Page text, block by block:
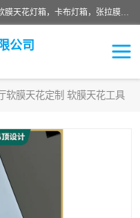
佛山朗鑫装饰工程有限公司主营软膜天花，软膜天花灯箱，卡布灯箱，张拉膜等产品，价格实惠，支持定制；公司专业装饰铺面，家居，会展特装，软膜等工程，技能精良人员，安装快、价格合理，质量保证、热诚与各方有识人士合作，欢迎新老客户来电咨询。
公司
软膜天花定制 软膜天花工具
软膜吊顶